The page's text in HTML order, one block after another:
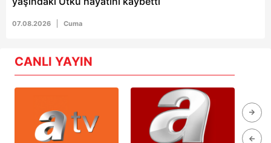
07.08.2026 Cuma
CANLI YAYIN